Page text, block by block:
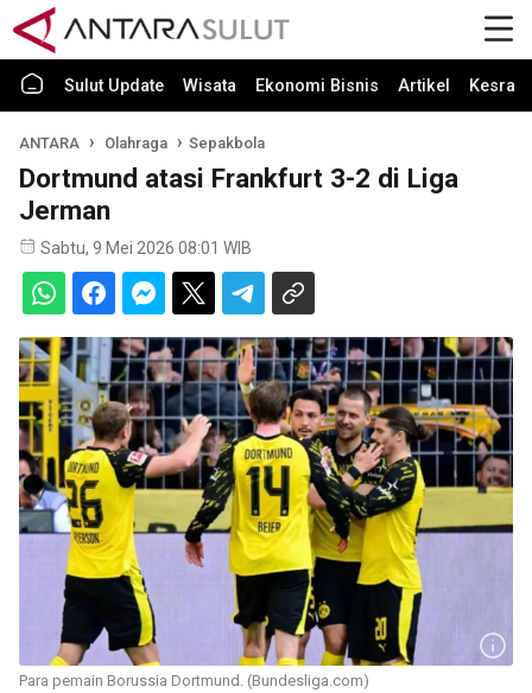
Sulut Update Wisata Ekonomi Bisnis Artikel Kesra
ANTARA Olahraga Sepakbola
Dortmund atasi Frankfurt 3-2 di Liga
Jerman
Sabtu, 9 Mei 2026 08:01 WIB
Para pemain Borussia Dortmund. (Bundesliga.com)